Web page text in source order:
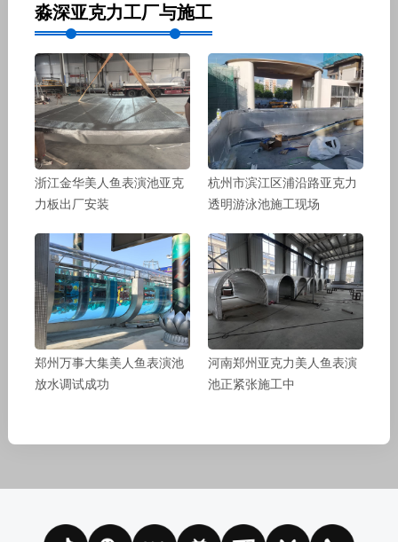
淼深亚克力工厂与施工
浙江金华美人鱼表演池亚克
力板出厂安装
杭州市滨江区浦沿路亚克力
透明游泳池施工现场
郑州万事大集美人鱼表演池
放水调试成功
河南郑州亚克力美人鱼表演
池正紧张施工中